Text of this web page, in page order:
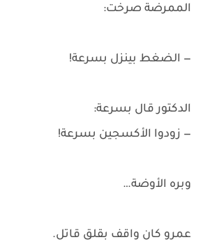
الممرضة صرخت:
— الضغط بينزل بسرعة!
الدكتور قال بسرعة:
— زودوا الأكسجين بسرعة!
وبره الأوضة…
عمرو كان واقف بقلق قاتل.